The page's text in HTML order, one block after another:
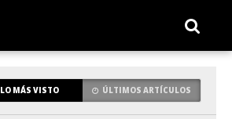
LO MÁS VISTO ÚLTIMOS ARTÍCULOS